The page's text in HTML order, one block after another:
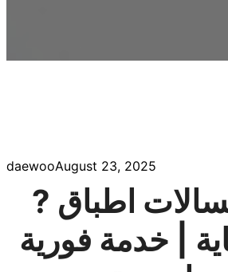
daewooAugust 23, 2025
?️ صيانة غسالات اطباق
| خدمة فورية